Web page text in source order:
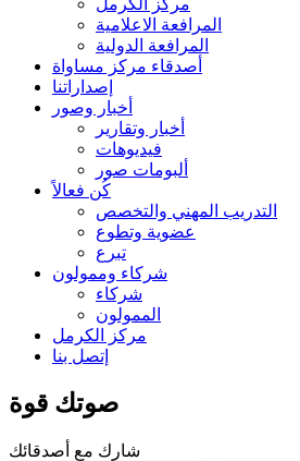
مركز الكرمل
المرافعة الاعلامية
المرافعة الدولية
أصدقاء مركز مساواة
إصداراتنا
أخبار وصور
أخبار وتقارير
فيديوهات
ألبومات صور
كُن فعالاً
التدريب المهني والتخصص
عضوية وتطوع
تبرع
شركاء وممولون
شركاء
الممولون
مركز الكرمل
إتصل بنا
صوتك قوة
شارك مع أصدقائك